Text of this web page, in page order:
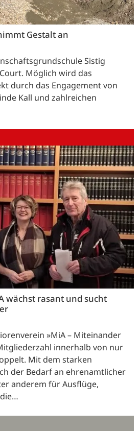
Gestalt an
Sistig
Möglich wird das
durch das Engagement von
Kall und zahlreichen
wächst rasant und sucht
»MiA – Miteinander
innerhalb von nur
Mit dem starken
der Bedarf an ehrenamtlicher
anderem für Ausflüge,